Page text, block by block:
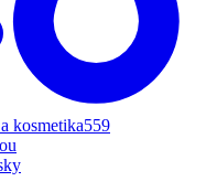
kosmetika559